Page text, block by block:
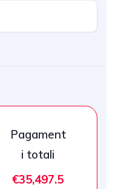
Pagament
i totali
€35,497.5